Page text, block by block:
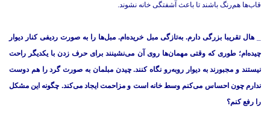
قاب‌ها هم‌رنگ باشند تا باعث آشفتگی خانه نشوند.
_ هال تقریبا بزرگی دارم. به‌تازگی مبل خریده‌ام. مبل‌ها را به صورت ردیفی كنار دیوار
چیده‌ام؛ طوری كه وقتی ‌مهمان‌ها روی آن می‌نشینند برای حرف زدن با یكدیگر راحت
نیستند و مجبورند به دیوار روبه‌رو نگاه كنند. چیدن مبلمان به صورت گرد را هم دوست
ندارم چون احساس می‌كنم وسط خانه است و مزاحمت ایجاد می‌كند. چگونه این مشكل
را رفع كنم؟